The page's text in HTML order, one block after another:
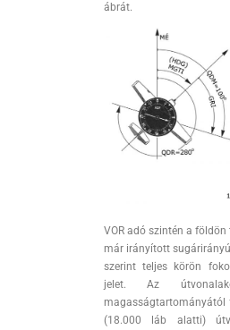
ábrát.
VOR adó szintén a
már irányított
szerint teljes körön
jelet. Az
magasságtartományától
(18.000 láb alatti)